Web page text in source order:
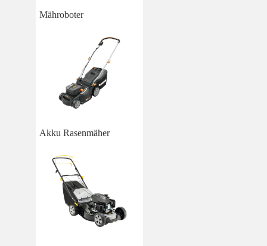
Mähroboter
Akku Rasenmäher